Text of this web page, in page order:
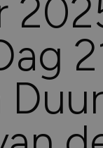
de kozijnen
een nieuw